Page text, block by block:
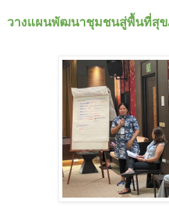
วางแผนพัฒนาชุมชนสู่พื้นที่สุ